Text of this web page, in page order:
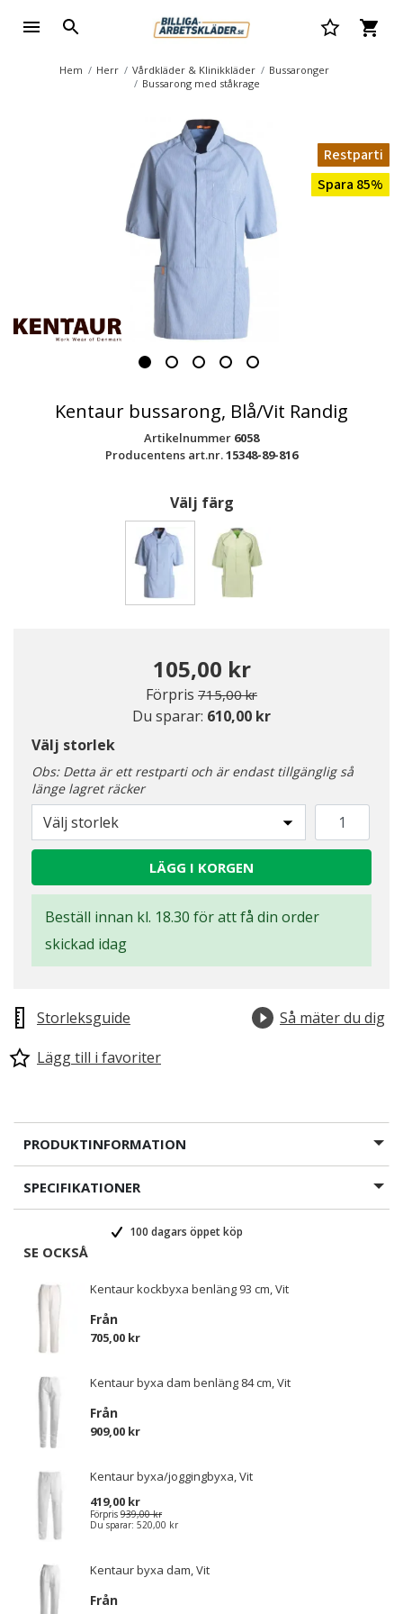
Hem Herr Vårdkläder & Klinikkläder
Bussaronger
Bussarong med ståkrage
Restparti
Spara 85%
Kentaur bussarong, Blå/Vit Randig
Artikelnummer 6058
Producentens art.nr.15348-89-816
Välj färg
105,00 kr
Förpris Pris nedsatt från
715,00 krtill
Du sparar: 610,00 kr
Välj storlek
Obs: Detta är ett restparti och är endast tillgänglig så
länge lagret räcker
Välj storlek
LÄGG I KORGEN
Beställ innan kl. 18.30 för att få din order
skickad idag
Storleksguide
Så mäter du dig
Lägg till i favoriter
PRODUKTINFORMATION
SPECIFIKATIONER
100 dagars öppet köp
SE OCKSÅ
Kentaur kockbyxa benläng 93 cm, Vit
Från
705,00 kr
Kentaur byxa dam benläng 84 cm, Vit
Från
909,00 kr
Kentaur byxa/joggingbyxa, Vit
419,00 kr
Förpris 939,00 kr
Du sparar: 520,00 kr
Kentaur byxa dam, Vit
Från